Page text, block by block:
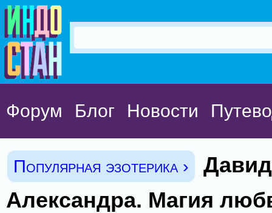
Форум Блог Новости
Популярная эзотерика ›
Александра. Магия